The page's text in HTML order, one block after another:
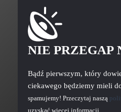
NIE PRZEGAP
Bądź pierwszym, który
ciekawego będziemy mieli
spamujemy! Przeczytaj naszą
uzyskać więcej informacji.